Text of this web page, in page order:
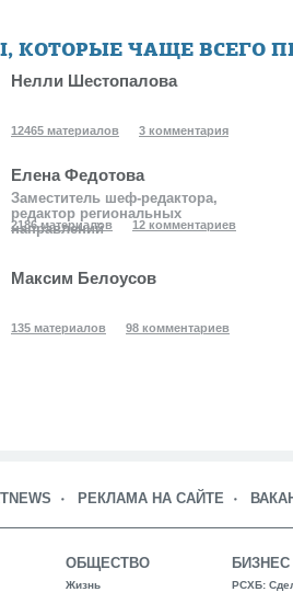
КОТОРЫЕ ЧАЩЕ ВСЕГО
Нелли Шестопалова
12465 материалов 3 комментария
Елена Федотова
Заместитель шеф-редактора,
редактор региональных
направлений
2186 материалов 12 комментариев
Максим Белоусов
135 материалов 98 комментариев
РЕКЛАМА НА САЙТЕ
ОБЩЕСТВО
Жизнь
БИЗНЕС
РСХБ: